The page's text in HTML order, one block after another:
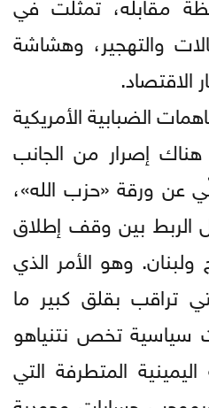
والتهجير، وهشاشة
الاقتصاد.
الضبابية الأمريكية
هناك إصرار من الجانب
عن ورقة «حزب الله»،
الربط بين وقف إطلاق
ولبنان. وهو الأمر الذي
تراقب بقلق كبير ما
سياسية تخص نتنياهو
المتطرفة التي